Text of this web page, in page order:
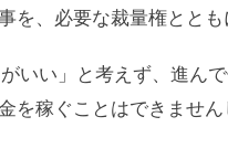
を、必要な裁量権ととも
いい」と考えず、進ん
を稼ぐことはできませ